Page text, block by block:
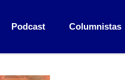
Podcast Columnistas